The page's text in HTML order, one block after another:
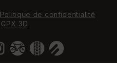
Politique de confidentialité
GPX 3D